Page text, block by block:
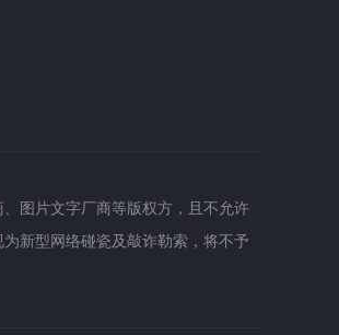
图片文字厂商等版权方，且不允许
新型网络碰瓷及敲诈勒索，将不予